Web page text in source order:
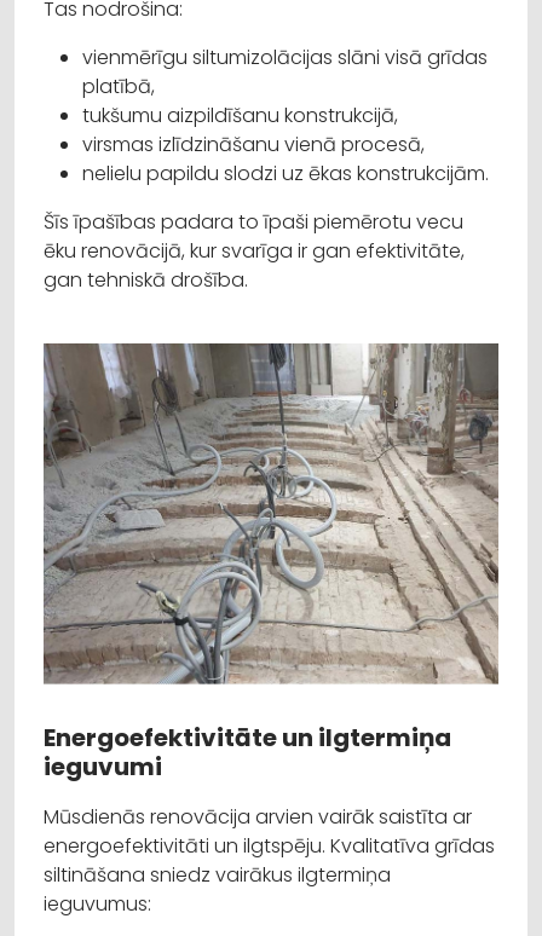
Tas nodrošina:
vienmērīgu siltumizolācijas slāni visā grīdas
platībā,
tukšumu aizpildīšanu konstrukcijā,
virsmas izlīdzināšanu vienā procesā,
nelielu papildu slodzi uz ēkas konstrukcijām.
Šīs īpašības padara to īpaši piemērotu vecu
ēku renovācijā, kur svarīga ir gan efektivitāte,
gan tehniskā drošība.
Energoefektivitāte un ilgtermiņa
ieguvumi
Mūsdienās renovācija arvien vairāk saistīta ar
energoefektivitāti un ilgtspēju. Kvalitatīva grīdas
siltināšana sniedz vairākus ilgtermiņa
ieguvumus: